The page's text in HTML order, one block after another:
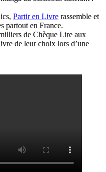
Partir en Livre rassemble et
partout en France.
de Chèque Lire aux
de leur choix lors d’une